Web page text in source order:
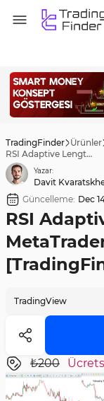
TradingFinder Ürünler
RSI Adaptive Length Göstergesi MetaTrader 5 İndir - [TradingFinder]
Yazar:
Davit
Güncelleme: Dec
RSI
TradingView
₺200